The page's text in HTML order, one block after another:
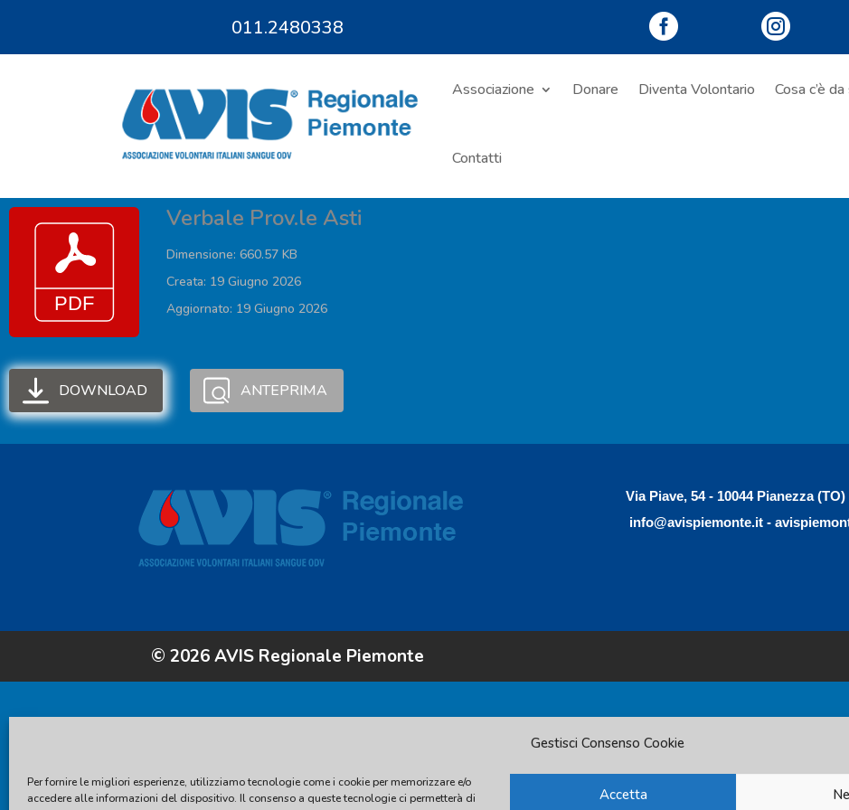
Gestisci Consenso Cookie
Per fornire le migliori esperienze, utilizziamo tecnologie come i cookie per memorizzare e/o
accedere alle informazioni del dispositivo. Il consenso a queste tecnologie ci permetterà di
Accetta
011.2480338  
Associazione Donare Diventa Volontario Cosa c’è
Contatti
Verbale Prov.le Asti
Dimensione: 660.57 KB
Creata: 19 Giugno 2026
Aggiornato: 19 Giugno 2026
DOWNLOAD ANTEPRIMA
Via Piave, 54 - 10044 Pianezza
info@avispiemonte.it-
© 2026 AVIS Regionale Piemonte